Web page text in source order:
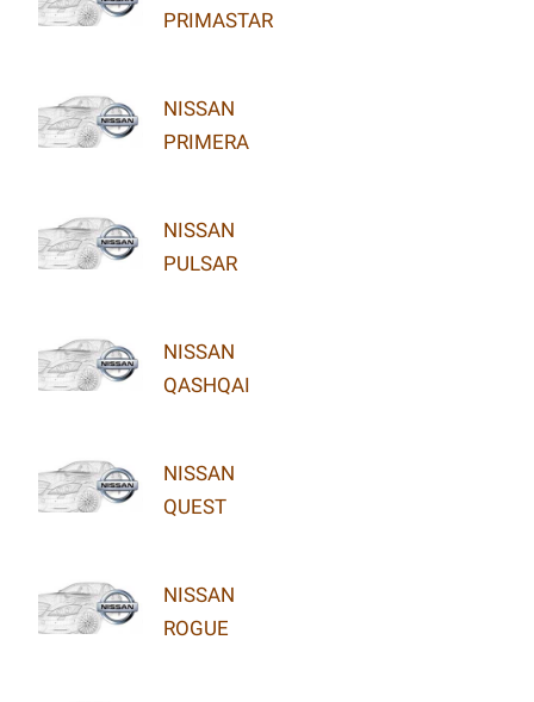
PRIMASTAR
NISSAN
PRIMERA
NISSAN
PULSAR
NISSAN
QASHQAI
NISSAN
QUEST
NISSAN
ROGUE